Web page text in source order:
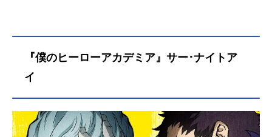
『僕のヒーローアカデミア』サー･ナイトア
イ